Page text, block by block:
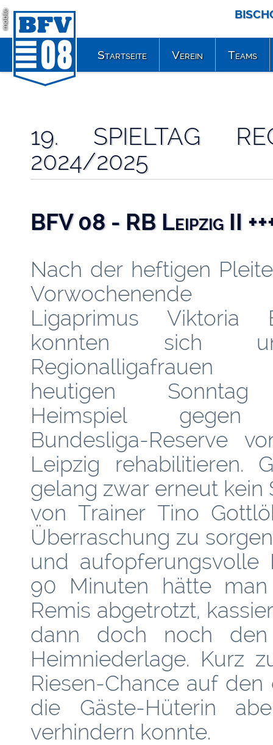
mobile
19. SPIELTAG
2024/2025
BFV 08 - RB Leipzig II
Nach der heftigen
Vorwochenende
Ligaprimus Viktoria
konnten sich
heutigen
Heimspiel
Bundesliga-Reserve
Leipzig rehabilitieren.
gelang zwar erneut kein
von Trainer Tino
Überraschung zu
und
90 Minuten hätte
Remis abgetrotzt,
dann doch noch den
Heimniederlage. Kurz
Riesen-Chance auf
die Gäste-Hüterin
verhindern konnte.
Startseite Verein Teams